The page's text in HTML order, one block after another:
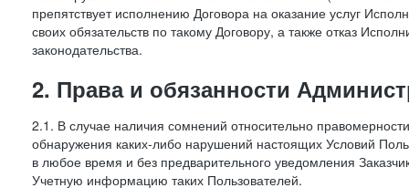
препятствует исполнению Договора на оказание услуг
своих обязательств по такому Договору, а также отказ
законодательства.
2. Права и обязанности
2.1. В случае наличия сомнений относительно
обнаружения каких-либо нарушений настоящих Условий
в любое время и без предварительного уведомления
Учетную информацию таких Пользователей.